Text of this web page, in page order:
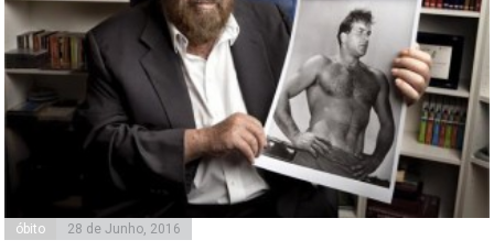
óbito 28 de Junho, 2016